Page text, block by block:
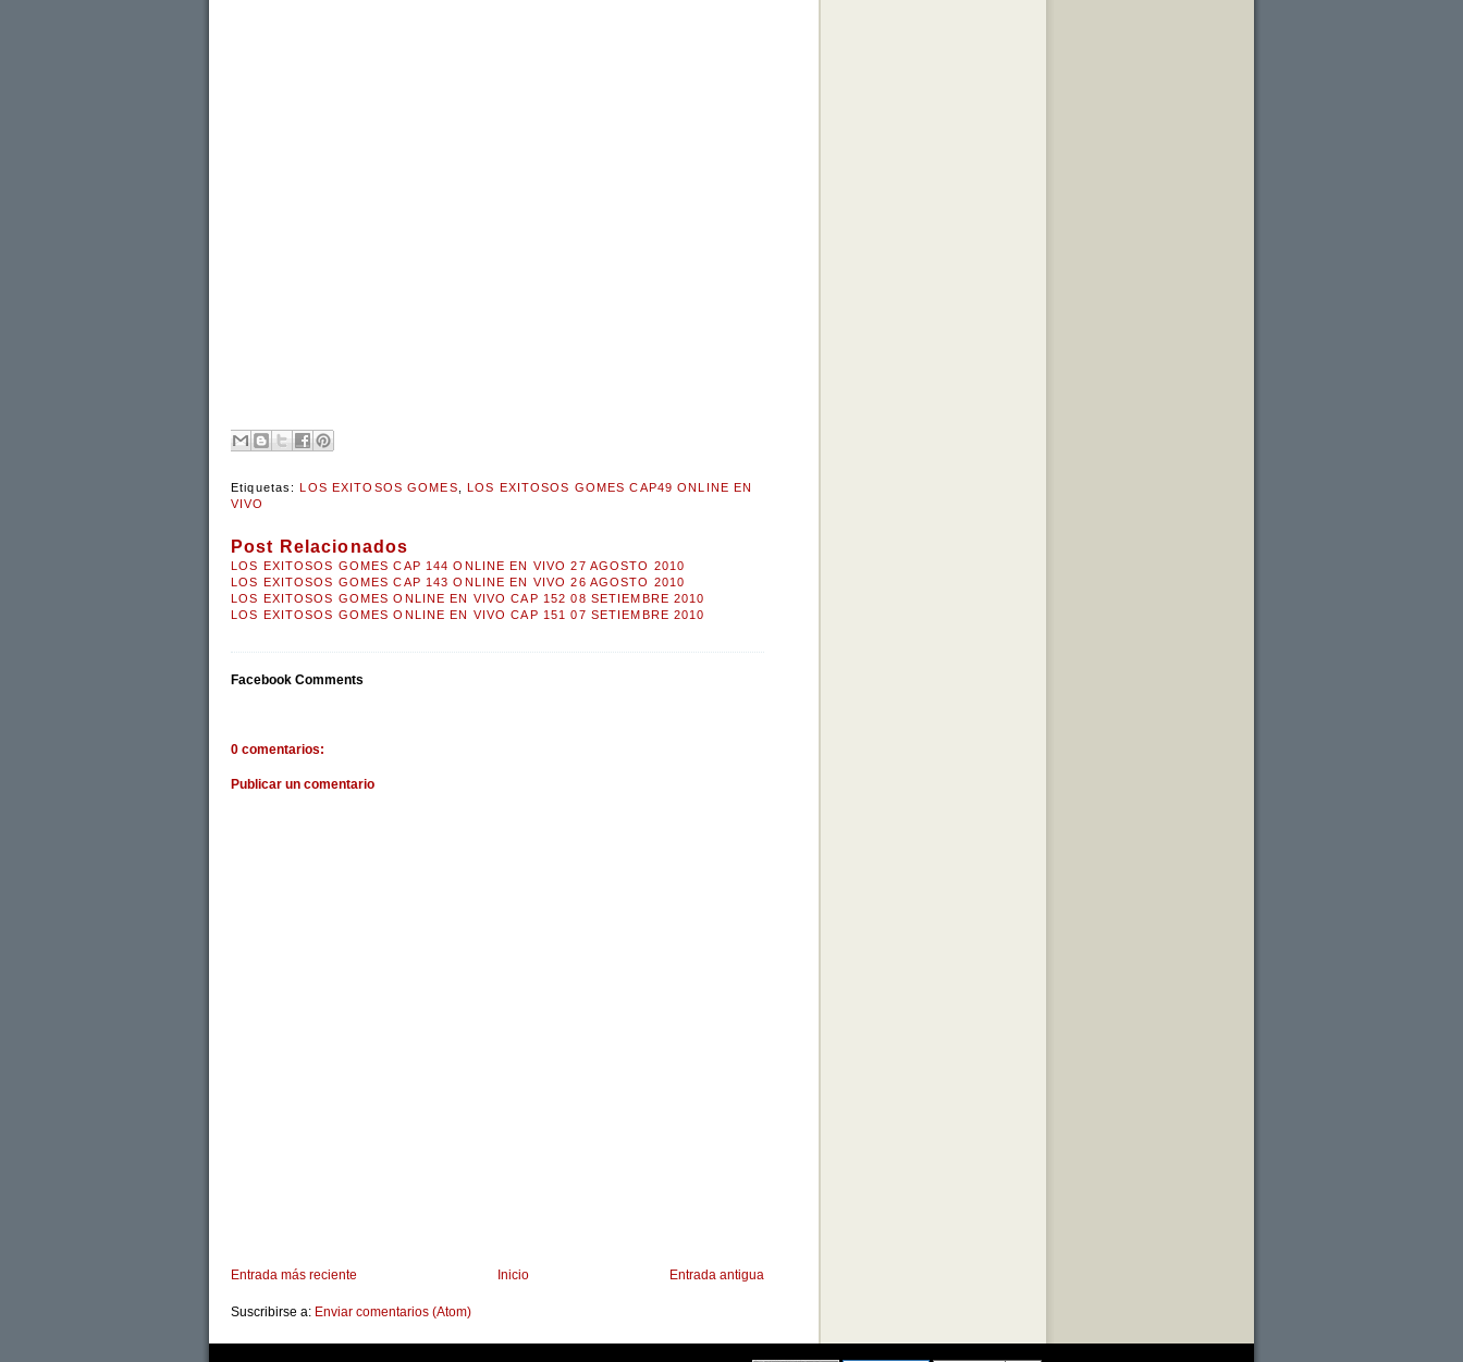
Etiquetas: LOS EXITOSOS GOMES,
LOS EXITOSOS GOMES CAP49 ONLINE EN
VIVO
Post Relacionados
LOS EXITOSOS GOMES CAP 144 ONLINE EN VIVO 27 AGOSTO 2010
LOS EXITOSOS GOMES CAP 143 ONLINE EN VIVO 26 AGOSTO 2010
LOS EXITOSOS GOMES ONLINE EN VIVO CAP 152 08 SETIEMBRE 2010
LOS EXITOSOS GOMES ONLINE EN VIVO CAP 151 07 SETIEMBRE 2010
Facebook Comments
0 comentarios:
Publicar un comentario
Entrada más reciente Entrada antigua
Inicio
Suscribirse a: Enviar comentarios (Atom)